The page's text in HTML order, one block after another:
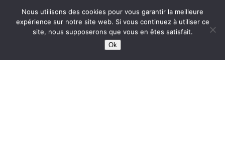
This site is protected bywp-copyrightpro.com
Nous utilisons des cookies pour vous garantir la meilleure
expérience sur notre site web. Si vous continuez à utiliser ce
site, nous supposerons que vous en êtes satisfait.
Ok